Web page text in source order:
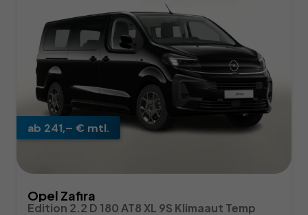
ab 241,– € mtl.
Opel Zafira
Edition 2.2 D 180 AT8 XL 9S Klimaaut Temp